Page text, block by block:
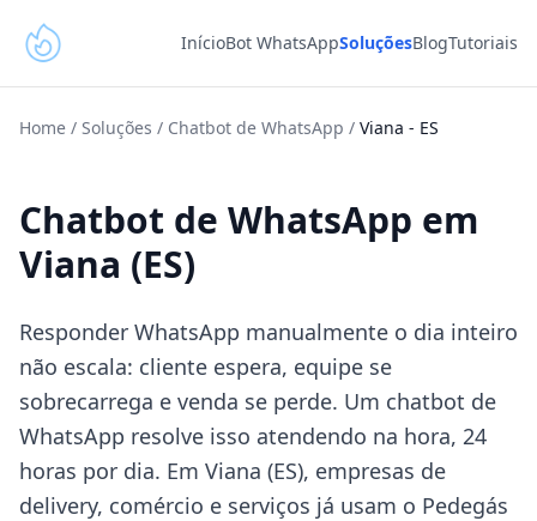
InícioBot WhatsAppSoluçõesBlogTutoriais
Home / Soluções / Chatbot de WhatsApp / Viana - ES
Chatbot de WhatsApp em
Viana (ES)
Responder WhatsApp manualmente o dia inteiro
não escala: cliente espera, equipe se
sobrecarrega e venda se perde. Um chatbot de
WhatsApp resolve isso atendendo na hora, 24
horas por dia. Em Viana (ES), empresas de
delivery, comércio e serviços já usam o Pedegás